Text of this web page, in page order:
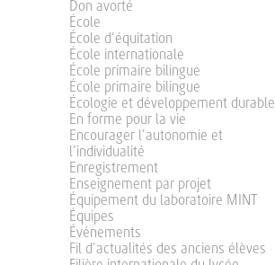
Don avorté
École
École d’équitation
École internationale
École primaire bilingue
École primaire bilingue
Écologie et développement durable
En forme pour la vie
Encourager l’autonomie et
l’individualité
Enregistrement
Enseignement par projet
Équipement du laboratoire MINT
Équipes
Événements
Fil d’actualités des anciens élèves